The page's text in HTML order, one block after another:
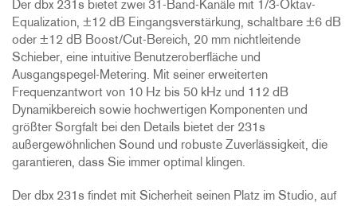
Der dbx 231s bietet zwei 31-Band-Kanäle mit 1/3-Oktav-
Equalization, ±12 dB Eingangsverstärkung, schaltbare ±6 dB
oder ±12 dB Boost/Cut-Bereich, 20 mm nichtleitende
Schieber, eine intuitive Benutzeroberfläche und
Ausgangspegel-Metering. Mit seiner erweiterten
Frequenzantwort von 10 Hz bis 50 kHz und 112 dB
Dynamikbereich sowie hochwertigen Komponenten und
größter Sorgfalt bei den Details bietet der 231s
außergewöhnlichen Sound und robuste Zuverlässigkeit, die
garantieren, dass Sie immer optimal klingen.
Der dbx 231s findet mit Sicherheit seinen Platz im Studio, auf